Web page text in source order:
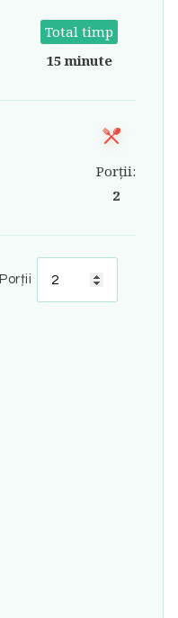
Total timp
15 minute
Porții:
2
Porții